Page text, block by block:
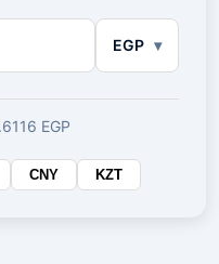
EGP
EGP
CNY KZT